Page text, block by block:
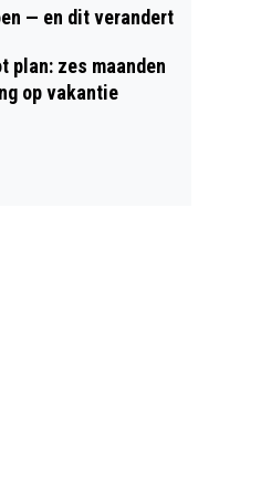
— en dit verandert
plan: zes maanden
op vakantie